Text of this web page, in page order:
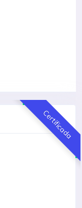
Certificada